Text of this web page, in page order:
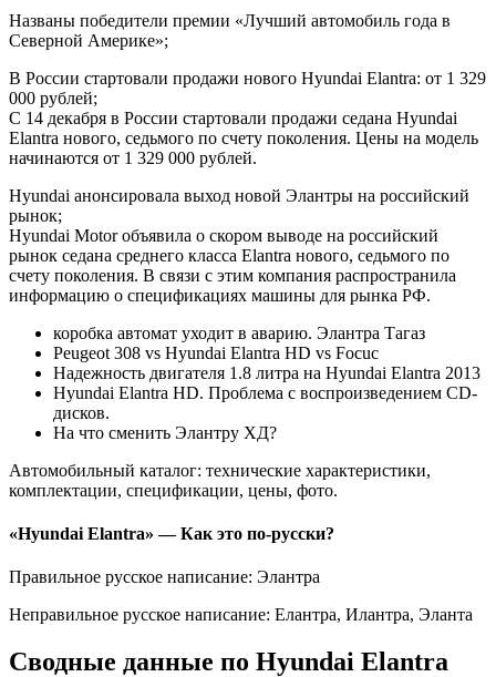
Названы победители премии «Лучший автомобиль года в
Северной Америке»;
В России стартовали продажи нового Hyundai Elantra: от 1 329
000 рублей;
С 14 декабря в России стартовали продажи седана Hyundai
Elantra нового, седьмого по счету поколения. Цены на модель
начинаются от 1 329 000 рублей.
Hyundai анонсировала выход новой Элантры на российский
рынок;
Hyundai Motor объявила о скором выводе на российский
рынок седана среднего класса Elantra нового, седьмого по
счету поколения. В связи с этим компания распространила
информацию о спецификациях машины для рынка РФ.
коробка автомат уходит в аварию. Элантра Тагаз
Peugeot 308 vs Нyundai Еlantra HD vs Focuc
Надежность двигателя 1.8 литра на Hyundai Elantra 2013
Hyundai Elantra HD. Проблема с воспроизведением CD-
дисков.
На что сменить Элантру ХД?
Автомобильный каталог: технические характеристики,
комплектации, спецификации, цены, фото.
«Hyundai Elantra» — Как это по-русски?
Правильное русское написание: Элантра
Неправильное русское написание: Елантра, Илантра, Эланта
Сводные данные по Hyundai Elantra